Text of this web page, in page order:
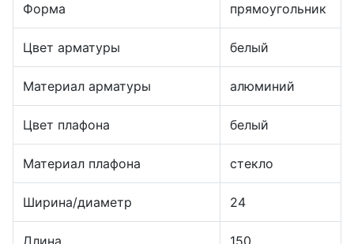
Форма прямоугольник
Цвет арматуры белый
Материал арматуры алюминий
Цвет плафона белый
Материал плафона стекло
Ширина/диаметр 24
Длина 150